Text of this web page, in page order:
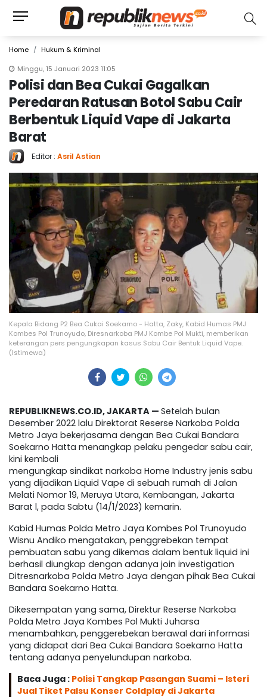
Home
Hukum & Kriminal
Minggu, 15 Januari 2023 11:05
Polisi dan Bea Cukai Gagalkan
Peredaran Ratusan Botol Sabu Cair
Berbentuk Liquid Vape di Jakarta
Barat
Editor : Asril Astian
Kepala Bidang P2 Bea Cukai Soekarno - Hatta, Zaky, Kabid Humas PMJ
Kombes Pol Trunoyudo, Diresnarkoba PMJ Kombe Pol Mukti, memberikan
keterangan pers pengungkapan kasus Sabu Cair Bentuk Liquid Vape.
(Istimewa)
REPUBLIKNEWS.CO.ID, JAKARTA — Setelah bulan
Desember 2022 lalu Direktorat Reserse Narkoba Polda
Metro Jaya bekerjasama dengan Bea Cukai Bandara
Soekarno Hatta menangkap pelaku pengedar sabu cair,
kini kembali
mengungkap sindikat narkoba Home Industry jenis sabu
yang dijadikan Liquid Vape di sebuah rumah di Jalan
Melati Nomor 19, Meruya Utara, Kembangan, Jakarta
Barat l, pada Sabtu (14/1/2023) kemarin.
Kabid Humas Polda Metro Jaya Kombes Pol Trunoyudo
Wisnu Andiko mengatakan, penggrebekan tempat
pembuatan sabu yang dikemas dalam bentuk liquid ini
berhasil diungkap dengan adanya join investigation
Ditresnarkoba Polda Metro Jaya dengan pihak Bea Cukai
Bandara Soekarno Hatta.
Dikesempatan yang sama, Direktur Reserse Narkoba
Polda Metro Jaya Kombes Pol Mukti Juharsa
menambahkan, penggerebekan berawal dari informasi
yang didapat dari Bea Cukai Bandara Soekarno Hatta
tentang adanya penyelundupan narkoba.
Baca Juga : Polisi Tangkap Pasangan Suami – Isteri
Jual Tiket Palsu Konser Coldplay di Jakarta